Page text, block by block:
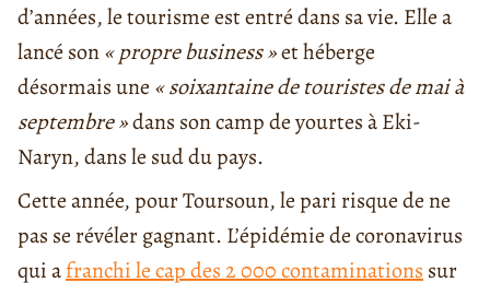
d’années, le tourisme est entré dans sa vie. Elle a
lancé son« propre business »et héberge
désormais une « soixantaine de touristes de mai à
septembre »dans son camp de yourtes à Eki-
Naryn, dans le sud du pays.
Cette année, pour Toursoun, le pari risque de ne
pas se révéler gagnant. L’épidémie de coronavirus
qui afranchi le cap des 2 000 contaminations sur